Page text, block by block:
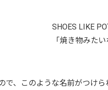
SHOES LIKE
「焼き物みたい
で、このような名前がつけ